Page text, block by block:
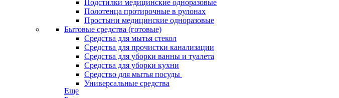
Подстилки медицинские одноразовые
Полотенца протирочные в рулонах
Простыни медицинские одноразовые
Бытовые средства (готовые)
Средства для мытья стекол
Средства для прочистки канализации
Средства для уборки ванны и туалета
Средства для уборки кухни
Средство для мытья посуды
Универсальные средства
Еще